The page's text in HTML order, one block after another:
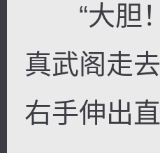
“大胆！
真武阁走
右手伸出